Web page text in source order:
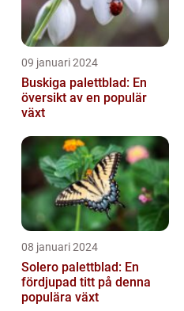
09 januari 2024
Buskiga palettblad: En
översikt av en populär
växt
08 januari 2024
Solero palettblad: En
fördjupad titt på denna
populära växt